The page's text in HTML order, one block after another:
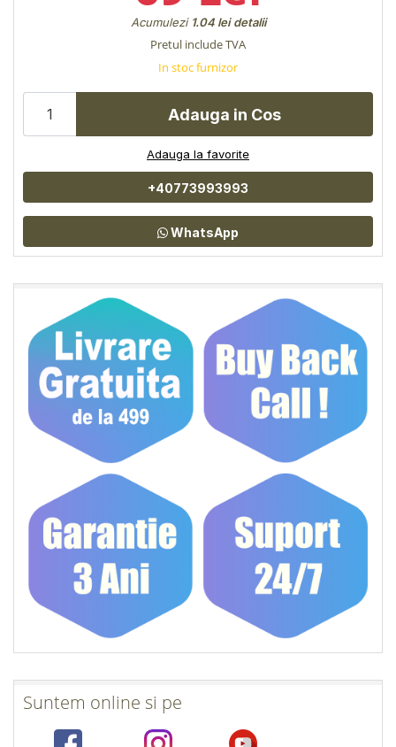
Acumulezi 1.04 lei detalii
Pretul include TVA
In stoc furnizor
Adauga in Cos
Adauga la favorite
+40773993993
WhatsApp
Suntem online si pe